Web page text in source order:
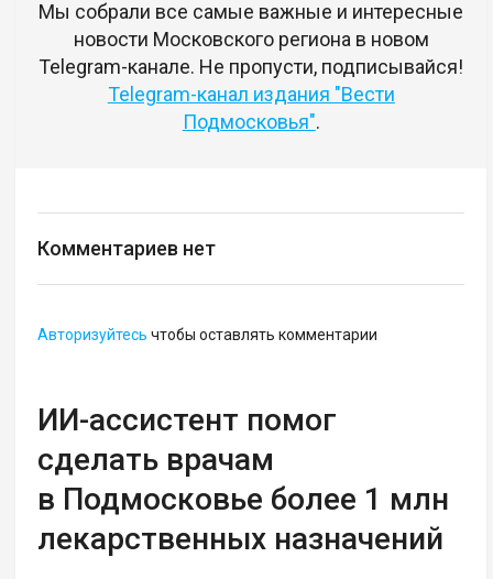
Мы собрали все самые важные и интересные
новости Московского региона в новом
Telegram-канале. Не пропусти, подписывайся!
Telegram-канал издания "Вести
Подмосковья".
Комментариев нет
Авторизуйтесь чтобы оставлять комментарии
ИИ-ассистент помог
сделать врачам
в Подмосковье более 1 млн
лекарственных назначений